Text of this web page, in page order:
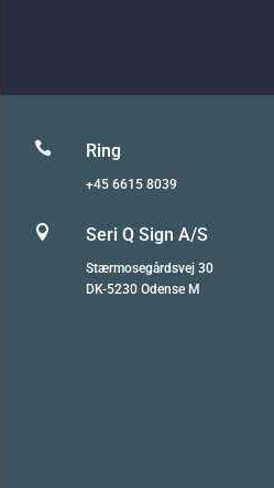
 Ring
+45 6615 8039
 Seri Q Sign A/S
Stærmosegårdsvej 30
DK-5230 Odense M